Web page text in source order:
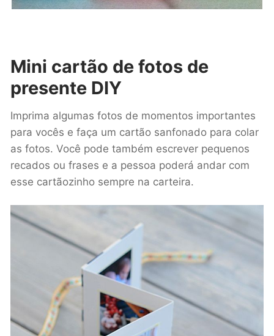
Mini cartão de fotos de
presente DIY
Imprima algumas fotos de momentos importantes
para vocês e faça um cartão sanfonado para colar
as fotos. Você pode também escrever pequenos
recados ou frases e a pessoa poderá andar com
esse cartãozinho sempre na carteira.